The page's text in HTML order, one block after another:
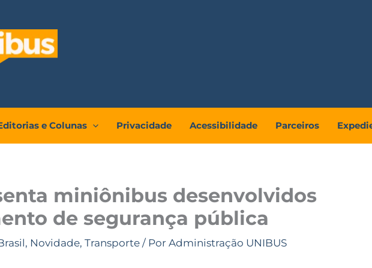
e Colunas Privacidade Acessibilidade Parceiros
miniônibus desenvolvidos
de segurança pública
, Novidade, Transporte / Por Administração UNIBUS